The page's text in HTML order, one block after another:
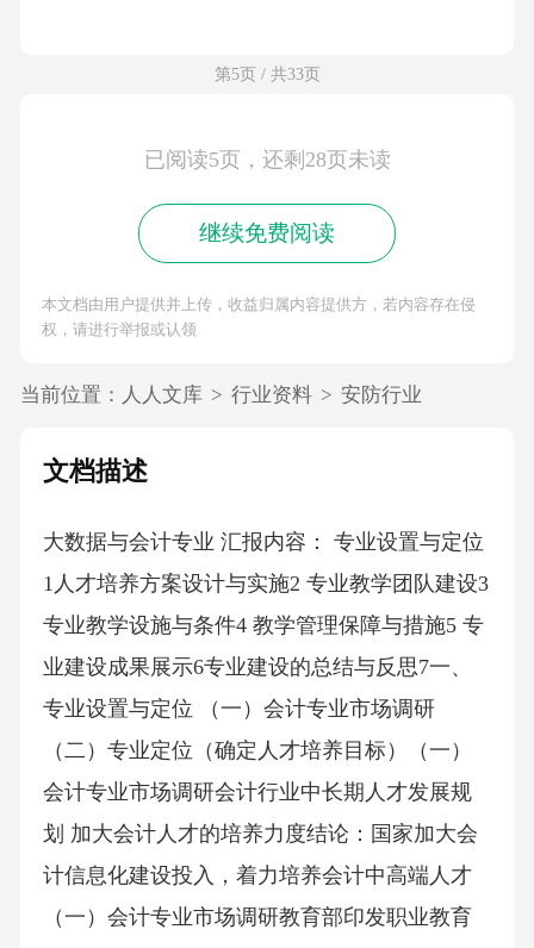
第5页 / 共33页
已阅读5页，还剩28页未读
继续免费阅读
本文档由用户提供并上传，收益归属内容提供方，若内容存在侵
权，请进行举报或认领
当前位置： 人人文库 > 行业资料 > 安防行业
文档描述
大数据与会计专业 汇报内容： 专业设置与定位
1人才培养方案设计与实施2 专业教学团队建设3
专业教学设施与条件4 教学管理保障与措施5 专
业建设成果展示6专业建设的总结与反思7一、
专业设置与定位 （一）会计专业市场调研
（二）专业定位（确定人才培养目标）（一）
会计专业市场调研会计行业中长期人才发展规
划 加大会计人才的培养力度结论：国家加大会
计信息化建设投入，着力培养会计中高端人才
（一）会计专业市场调研教育部印发职业教育